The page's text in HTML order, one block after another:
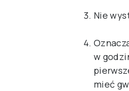
Nie
w
mieć